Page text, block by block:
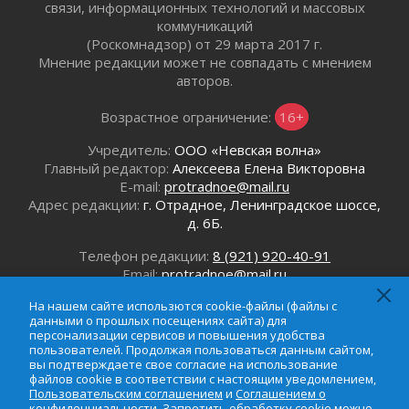
01 августа 2026
Без заявлений и очередей
01 августа 2026
Не женское это дело...уверены?
Все силы в кулак
Айда на пляж!
01 августа 2026
Один в поле — не воин
Пик топливного кризиса в регионе прошёл
31 июля 2026
Ленинградцы — бойцам «Барс-Ленинградец»
31 июля 2026
Маршрутами будущего — к заветной цели
31 июля 2026
связи, информационных технологий и массовых
коммуникаций
(Роскомнадзор) от 29 марта 2017 г.
Мнение редакции может не совпадать с мнением
авторов.
Возрастное ограничение: 16+
Учредитель: ООО «Невская волна»
Главный редактор: Алексеева Елена Викторовна
E-mail: protradnoe@mail.ru
Адрес редакции: г. Отрадное, Ленинградское шоссе,
д. 6Б.
Телефон редакции: 8 (921) 920-40-91
Email:protradnoe@mail.ru
Email:reklamaprotradnoe@mail.ru
На нашем сайте использются cookie-файлы (файлы с
данными о прошлых посещениях сайта) для
персонализации сервисов и повышения удобства
пользователей. Продолжая пользоваться данным сайтом,
вы подтверждаете свое согласие на использование
файлов cookie в соответствии с настоящим уведомлением,
Пользовательским соглашением и Соглашением о